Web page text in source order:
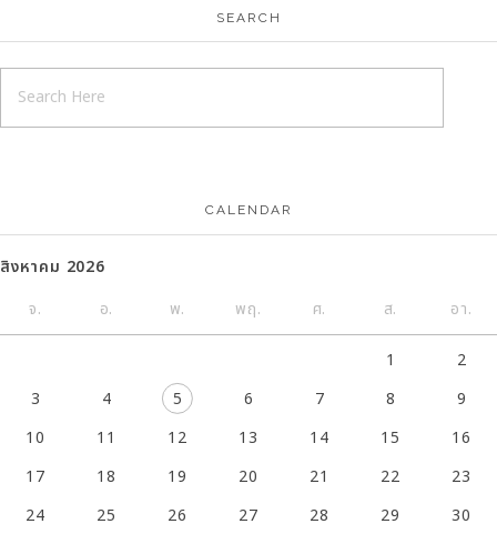
SEARCH
CALENDAR
สิงหาคม 2026
จ.
อ. พ. พฤ. ศ. ส. อา.
1
2
3
4 5 6 7 8
9
10
11 12 13 14 15
16
17
18 19 20 21 22
23
24
25 26 27 28 29 30